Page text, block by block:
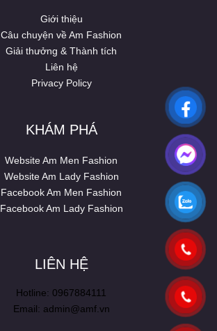
Giới thiệu
Câu chuyện về Am Fashion
Giải thưởng & Thành tích
Liên hệ
Privacy Policy
KHÁM PHÁ
Website Am Men Fashion
Website Am Lady Fashion
Facebook Am Men Fashion
Facebook Am Lady Fashion
LIÊN HỆ
Hotline: 0967884111
Email: admin@amf.vn